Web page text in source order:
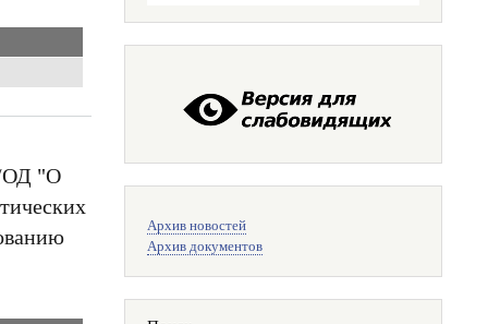
ОД "О
поиска
Архив новостей
Архив документов